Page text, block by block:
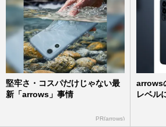
堅牢さ・コスパだけじゃない最
新「arrows」事情
PR(arrows)
arrows
レベル